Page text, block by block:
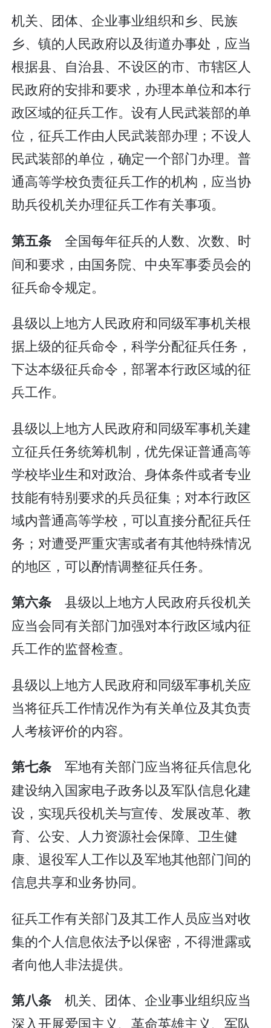
机关、团体、企业事业组织和乡、民族
乡、镇的人民政府以及街道办事处，应当
根据县、自治县、不设区的市、市辖区人
民政府的安排和要求，办理本单位和本行
政区域的征兵工作。设有人民武装部的单
位，征兵工作由人民武装部办理；不设人
民武装部的单位，确定一个部门办理。普
通高等学校负责征兵工作的机构，应当协
助兵役机关办理征兵工作有关事项。
第五条 全国每年征兵的人数、次数、时
间和要求，由国务院、中央军事委员会的
征兵命令规定。
县级以上地方人民政府和同级军事机关根
据上级的征兵命令，科学分配征兵任务，
下达本级征兵命令，部署本行政区域的征
兵工作。
县级以上地方人民政府和同级军事机关建
立征兵任务统筹机制，优先保证普通高等
学校毕业生和对政治、身体条件或者专业
技能有特别要求的兵员征集；对本行政区
域内普通高等学校，可以直接分配征兵任
务；对遭受严重灾害或者有其他特殊情况
的地区，可以酌情调整征兵任务。
第六条 县级以上地方人民政府兵役机关
应当会同有关部门加强对本行政区域内征
兵工作的监督检查。
县级以上地方人民政府和同级军事机关应
当将征兵工作情况作为有关单位及其负责
人考核评价的内容。
第七条 军地有关部门应当将征兵信息化
建设纳入国家电子政务以及军队信息化建
设，实现兵役机关与宣传、发展改革、教
育、公安、人力资源社会保障、卫生健
康、退役军人工作以及军地其他部门间的
信息共享和业务协同。
征兵工作有关部门及其工作人员应当对收
集的个人信息依法予以保密，不得泄露或
者向他人非法提供。
第八条 机关、团体、企业事业组织应当
深入开展爱国主义、革命英雄主义、军队